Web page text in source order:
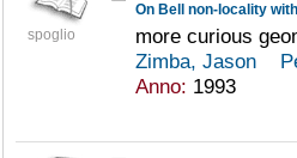
spoglio
On Bell non-locality
more curious
Zimba, Jason
Anno: 1993